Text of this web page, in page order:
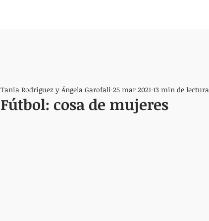
Fútbol: cosa de mujeres
Tania Rodriguez y Ángela Garofali 25 mar 2021 13 min de lectura